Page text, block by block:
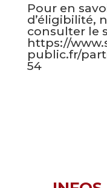
Pour en
d’éligibilité,
consulter le
https://
public.fr/
54